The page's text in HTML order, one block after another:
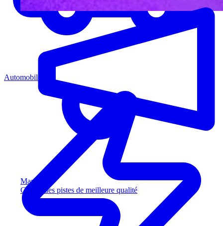
Marketing
Captez des pistes de meilleure qualité
Automobile